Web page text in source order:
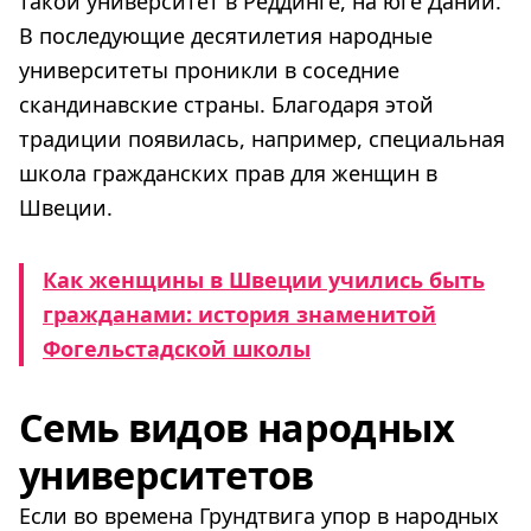
В последующие десятилетия народные
университеты проникли в соседние
скандинавские страны. Благодаря этой
традиции появилась, например, специальная
школа гражданских прав для женщин в
Швеции.
Как женщины в Швеции учились быть
гражданами: история знаменитой
Фогельстадской школы
Семь видов народных
университетов
Если во времена Грундтвига упор в народных